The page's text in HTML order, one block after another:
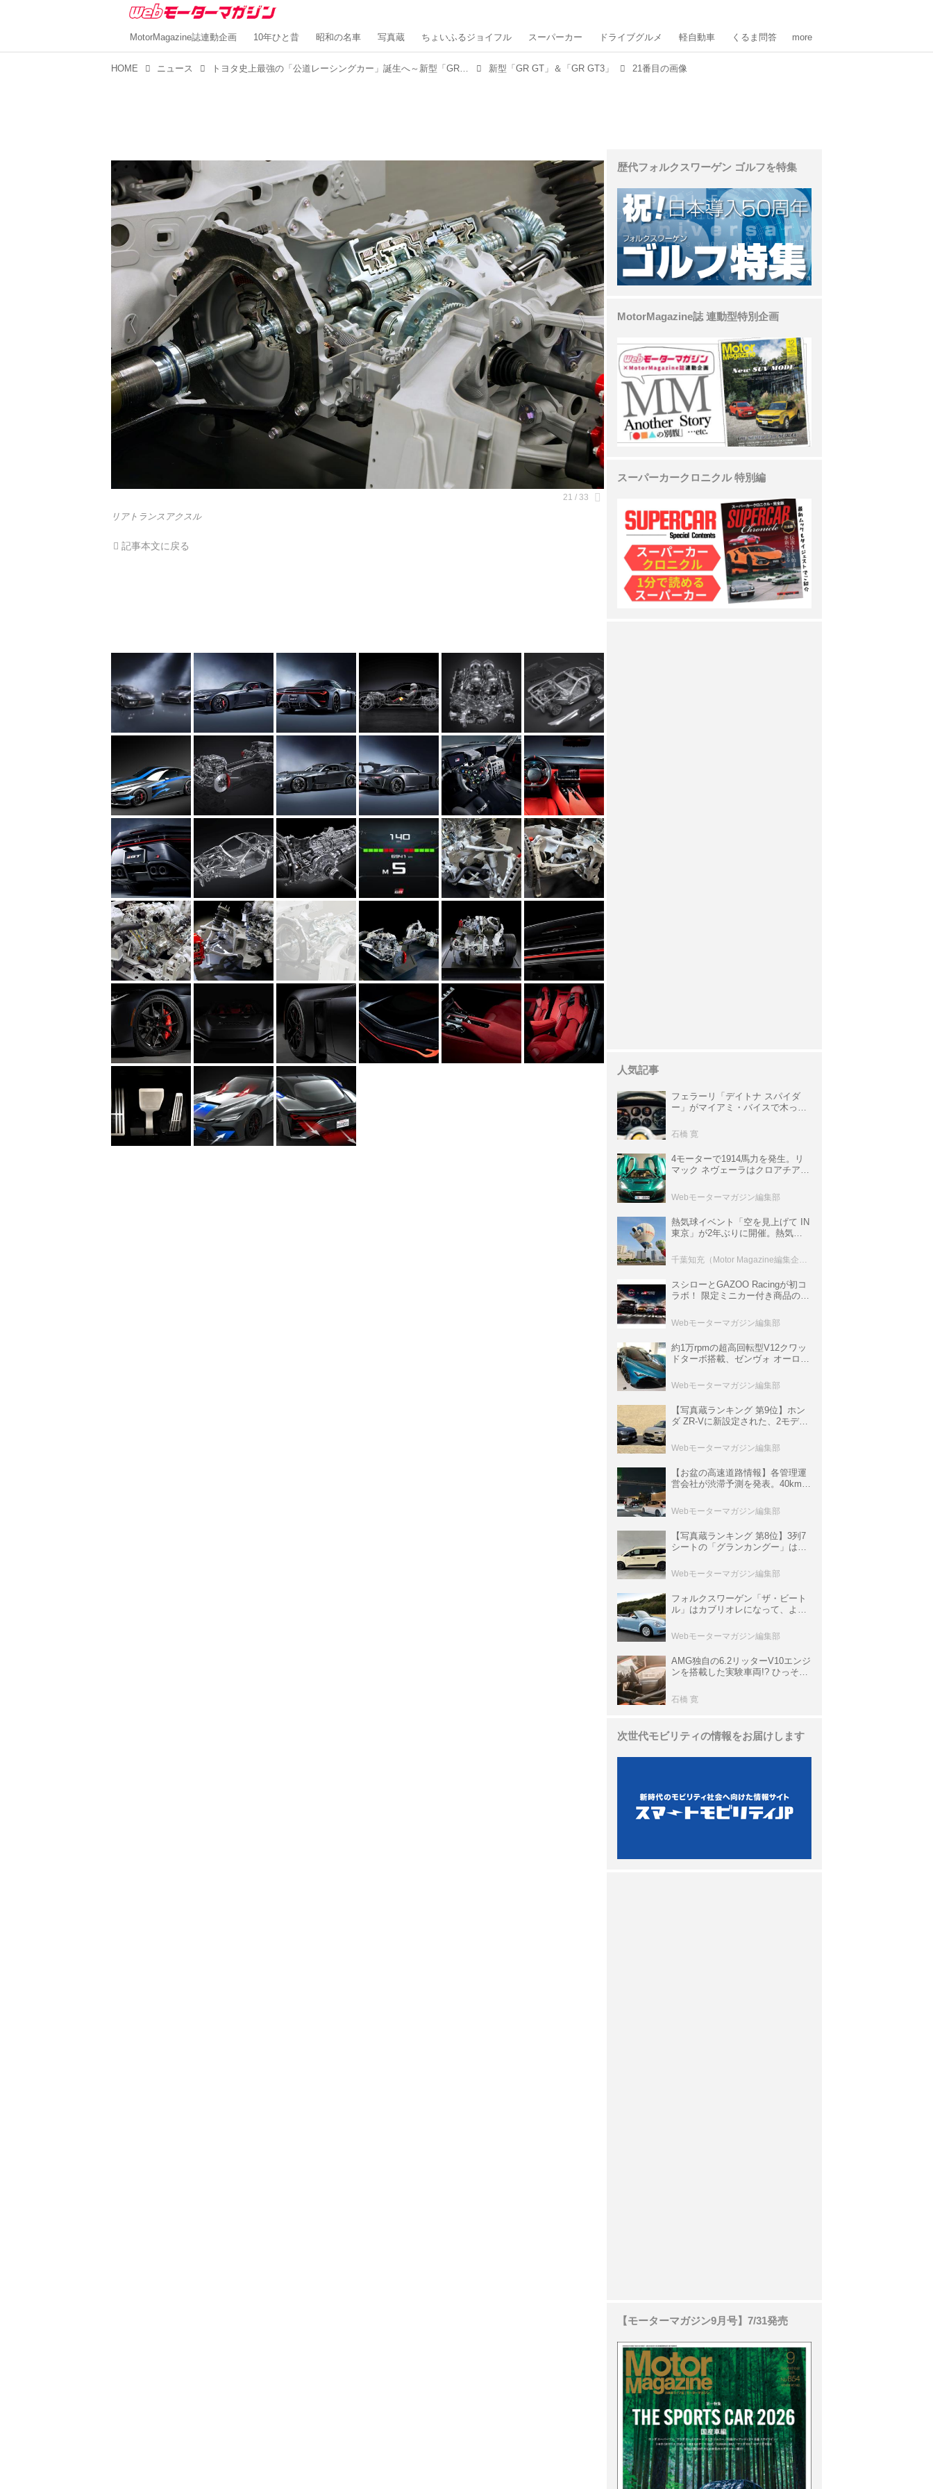
MotorMagazine誌連動企画 10年ひと昔 昭和の名車 写真蔵 ちょいふるジョイフル スーパーカー ドライブグルメ 軽自動車 くるま問答 more
HOME ニュース トヨタ史上最強の「公道レーシングカー」誕生へ～新型「GR GT」＆「GR GT3」が示す次世代フラッグシップの実像～ 新型「GR GT」＆「GR GT3」 21番目の画像
リアトランスアクスル
記事本文に戻る
歴代フォルクスワーゲン ゴルフを特集
MotorMagazine誌 連動型特別企画
スーパーカークロニクル 特別編
人気記事
フェラーリ「デイトナ スパイダ
ー」がマイアミ・バイスで木っ端
サ」に化けた理由
石橋 寛
4モーターで1914馬力を発生。リ
マック ネヴェーラはクロアチア発
ロニクル・完全版／115】
Webモーターマガジン編集部
熱気球イベント「空を見上げて IN
東京」が2年ぶりに開催。熱気球
室などのコンテンツも
千葉知充（Motor Magazine編集企画室）
スシローとGAZOO Racingが初コ
ラボ！ 限定ミニカー付き商品の
ト体験があたる抽選企画などを展
開
Webモーターマガジン編集部
約1万rpmの超高回転型V12クワッ
ドターボ搭載、ゼンヴォ オーロラ
イパーカー【スーパーカークロニ
クル・完全版／116】
Webモーターマガジン編集部
【写真蔵ランキング 第9位】ホン
ダ ZR-Vに新設定された、2モデル
グ」と「ブラックスタイル」
Webモーターマガジン編集部
【お盆の高速道路情報】各管理運
営会社が渋滞予測を発表。40km以
数ある
Webモーターマガジン編集部
【写真蔵ランキング 第8位】3列7
シートの「グランカングー」は、
ア＆ブラックバンパーの組み合わ
せ
Webモーターマガジン編集部
フォルクスワーゲン「ザ・ビート
ル」はカブリオレになって、より
と昔の新車】
Webモーターマガジン編集部
AMG独自の6.2リッターV10エンジ
ンを搭載した実験車両!? ひっそり
P900 プロトタイプ」とは
石橋 寛
次世代モビリティの情報をお届けします
【モーターマガジン9月号】7/31発売